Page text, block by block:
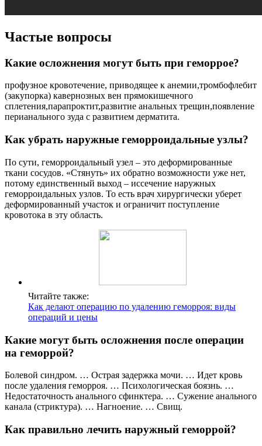
Частые вопросы
Какие осложнения могут быть при геморрое?
профузное кровотечение, приводящее к анемии,тромбофлебит
(закупорка) кавернозных вен прямокишечного
сплетения,парапроктит,развитие анальных трещин,появление
перианального зуда с развитием дерматита.
Как убрать наружные геморроидальные узлы?
По сути, геморроидальный узел – это деформированные
ткани сосудов. «Стянуть» их обратно возможности уже нет,
потому единственный выход – иссечение наружных
геморроидальных узлов. То есть врач хирургически уберет
деформированный участок и ограничит поступление
кровотока в эту область.
Читайте также:
Как делают операцию по удалению геморроя: виды
операций и цены
Какие могут быть осложнения после операции
на геморрой?
Болевой синдром. … Острая задержка мочи. … Идет кровь
после удаления геморроя. … Психологическая боязнь. …
Недостаточность анального сфинктера. … Сужение анального
канала (стриктура). … Нагноение. … Свищ.
Как правильно лечить наружный геморрой?